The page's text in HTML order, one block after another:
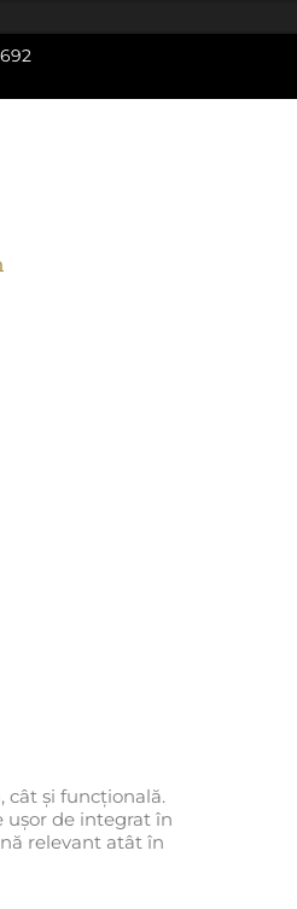
cât și funcțională.
ușor de integrat în
relevant atât în